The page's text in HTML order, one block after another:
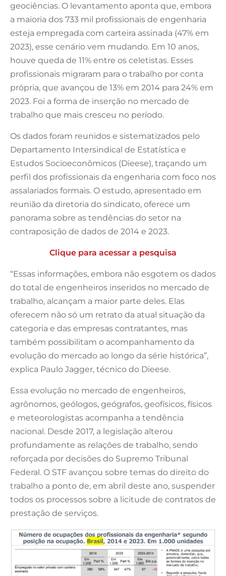
geociências. O levantamento aponta que, embora
a maioria dos 733 mil profissionais de engenharia
esteja empregada com carteira assinada (47% em
2023), esse cenário vem mudando. Em 10 anos,
houve queda de 11% entre os celetistas. Esses
profissionais migraram para o trabalho por conta
própria, que avançou de 13% em 2014 para 24% em
2023. Foi a forma de inserção no mercado de
trabalho que mais cresceu no período.
Os dados foram reunidos e sistematizados pelo
Departamento Intersindical de Estatística e
Estudos Socioeconômicos (Dieese), traçando um
perfil dos profissionais da engenharia com foco nos
assalariados formais. O estudo, apresentado em
reunião da diretoria do sindicato, oferece um
panorama sobre as tendências do setor na
contraposição de dados de 2014 e 2023.
Clique para acessar a pesquisa
“Essas informações, embora não esgotem os dados
do total de engenheiros inseridos no mercado de
trabalho, alcançam a maior parte deles. Elas
oferecem não só um retrato da atual situação da
categoria e das empresas contratantes, mas
também possibilitam o acompanhamento da
evolução do mercado ao longo da série histórica”,
explica Paulo Jagger, técnico do Dieese.
Essa evolução no mercado de engenheiros,
agrônomos, geólogos, geógrafos, geofísicos, físicos
e meteorologistas acompanha a tendência
nacional. Desde 2017, a legislação alterou
profundamente as relações de trabalho, sendo
reforçada por decisões do Supremo Tribunal
Federal. O STF avançou sobre temas do direito do
trabalho a ponto de, em abril deste ano, suspender
todos os processos sobre a licitude de contratos de
prestação de serviços.